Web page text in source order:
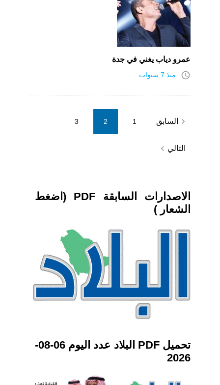
عمرو دياب يغني في جدة
access_time منذ 7 سنوات
Posts
paginationnavigate_before السابق 1
2
3
التالي navigate_next
الاصدارات السابقة PDF (اضغط
الشعار )
تحميل PDF البلاد عدد اليوم 06-08-
2026